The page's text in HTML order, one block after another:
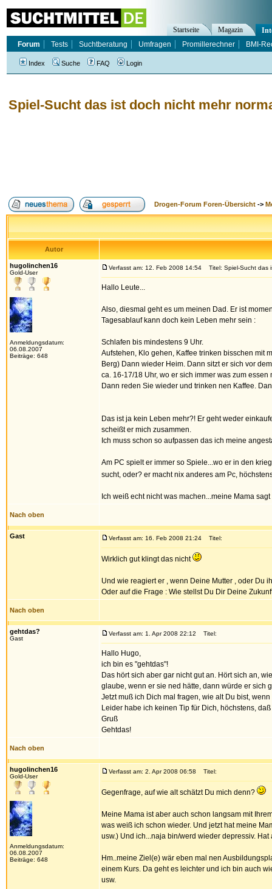
Spiel-Sucht das ist doch nicht mehr
Drogen-Forum Foren-Übersicht ->
Autor
hugolinchen16
Gold-User
Anmeldungsdatum:
06.08.2007
Beiträge: 648
Verfasst am: 12. Feb 2008 14:54 Titel: Spiel-Sucht das
Hallo Leute...
Also, diesmal geht es um meinen Dad. Er ist
Tagesablauf kann doch kein Leben mehr sein :
Schlafen bis mindestens 9 Uhr.
Aufstehen, Klo gehen, Kaffee trinken bisschen mit
Berg) Dann wieder Heim. Dann sitzt er sich vor
ca. 16-17/18 Uhr, wo er sich immer was zum
Dann reden Sie wieder und trinken nen Kaffee.
Das ist ja kein Leben mehr?! Er geht weder
scheißt er mich zusammen.
Ich muss schon so aufpassen das ich meine
Am PC spielt er immer so Spiele...wo er in den
sucht, oder? er macht nix anderes am Pc,
Ich weiß echt nicht was machen...meine Mama
Nach oben
Gast Verfasst am: 16. Feb 2008 21:24 Titel:
Wirklich gut klingt das nicht
Und wie reagiert er , wenn Deine Mutter , oder Du
Oder auf die Frage : Wie stellst Du Dir Deine
Nach oben
gehtdas?
Gast
Verfasst am: 1. Apr 2008 22:12 Titel:
Hallo Hugo,
ich bin es "gehtdas"!
Das hört sich aber gar nicht gut an. Hört sich an,
glaube, wenn er sie ned hätte, dann würde er sich
Jetzt muß ich Dich mal fragen, wie alt Du bist, wenn
Leider habe ich keinen Tip für Dich, höchstens,
Gruß
Gehtdas!
Nach oben
hugolinchen16
Gold-User
Anmeldungsdatum:
06.08.2007
Beiträge: 648
Verfasst am: 2. Apr 2008 06:58 Titel:
Gegenfrage, auf wie alt schätzt Du mich denn?
Meine Mama ist aber auch schon langsam mit
was weiß ich schon wieder. Und jetzt hat meine
usw.) Und ich...naja bin/werd wieder depressiv.
Hm..meine Ziel(e) wär eben mal nen
einem Kurs. Da geht es leichter und ich bin auch
usw.
Startseite Magazin
Forum
Tests Suchtberatung Umfragen Promillerechner BMI-
Index Suche FAQ Login